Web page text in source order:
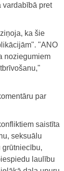
vardabībā pret
ka šie
"ANO
noziegumiem
par
saistīta
seksuālu
laulību